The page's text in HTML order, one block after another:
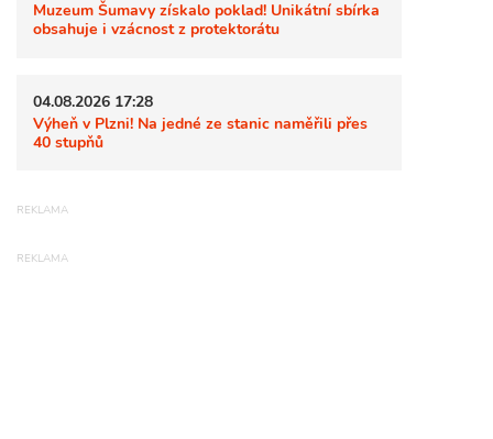
Muzeum Šumavy získalo poklad! Unikátní sbírka
obsahuje i vzácnost z protektorátu
04.08.2026 17:28
Výheň v Plzni! Na jedné ze stanic naměřili přes
40 stupňů